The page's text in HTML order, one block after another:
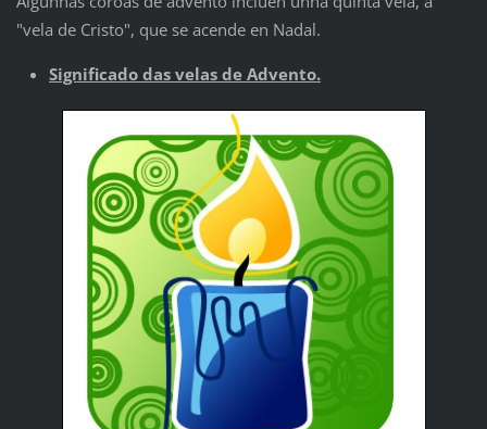
"vela de Cristo", que se acende en Nadal.
Significado das velas de Advento.